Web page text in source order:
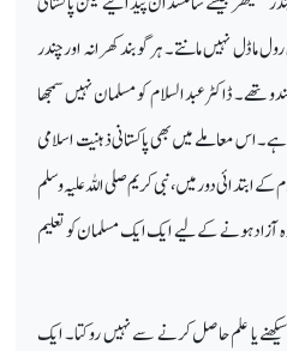
نہیں مانتے۔ ہرگوبند کھرانہ اور چندر
تھے۔ ڈاکٹر عبدالسلام کو مسلمان نہیں سمجھا
اس معاملے میں بھی پاکستانی ذہنیت اسلامی
دور میں، نبی کریم صلی اللہ علیہ وسلم
ہونے کے لیے ایک ایک مسلمان کو تعلیم
یا علم حاصل کرنے سے نہیں روکتا۔ ایک